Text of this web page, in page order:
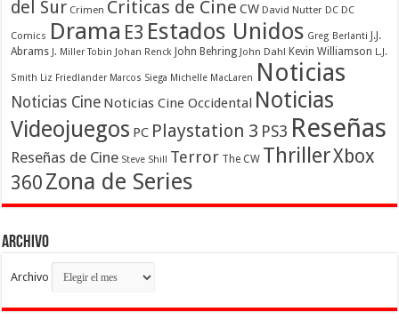
del Sur Crimen Criticas de Cine CW David Nutter DC DC
Comics Drama E3 Estados Unidos Greg Berlanti J.J.
Abrams J. Miller Tobin Johan Renck John Behring John Dahl Kevin Williamson L.J.
Smith Liz Friedlander Marcos Siega Michelle MacLaren Noticias
Noticias Cine Noticias Cine Occidental Noticias
Videojuegos PC Playstation 3 PS3 Reseñas
Reseñas de Cine Steve Shill Terror The CW ThrillerXbox
360 Zona de Series
Archivo
Archivo